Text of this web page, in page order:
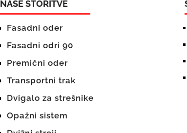
NAŠE STORITVE
Fasadni oder
Fasadni odri 90
Premični oder
Transportni trak
Dvigalo za strešnike
Opažni sistem